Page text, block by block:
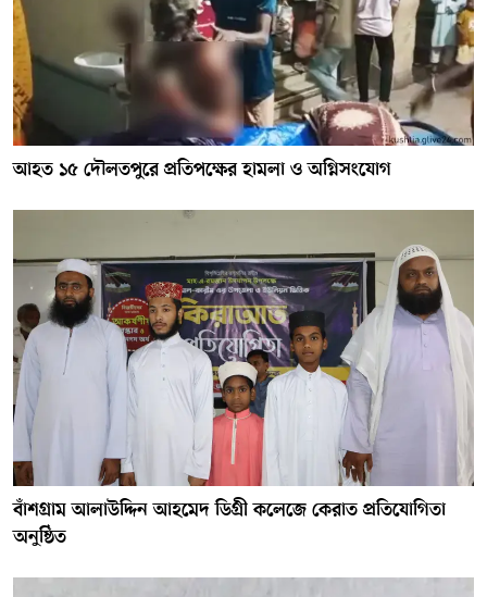
আহত ১৫ দৌলতপুরে প্রতিপক্ষের হামলা ও অগ্নিসংযোগ
বাঁশগ্রাম আলাউদ্দিন আহমেদ ডিগ্রী কলেজে কেরাত প্রতিযোগিতা
অনুষ্ঠিত